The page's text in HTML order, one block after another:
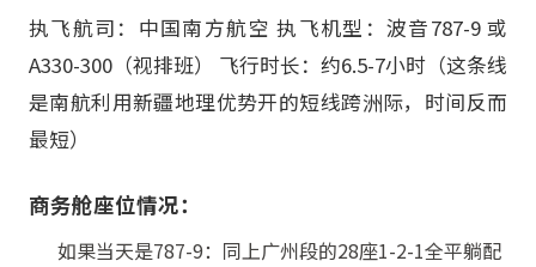
执飞航司：中国南方航空 执飞机型：波音787-9 或
A330-300（视排班） 飞行时长：约6.5-7小时（这条线
是南航利用新疆地理优势开的短线跨洲际，时间反而
最短）
商务舱座位情况：
如果当天是787-9：同上广州段的28座1-2-1全平躺配